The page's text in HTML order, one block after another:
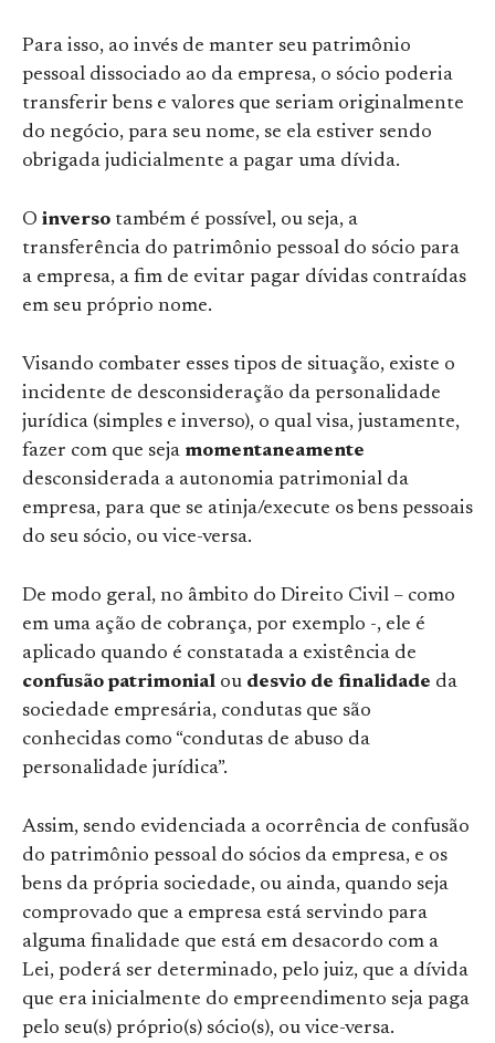
Para isso, ao invés de manter seu patrimônio
pessoal dissociado ao da empresa, o sócio poderia
transferir bens e valores que seriam originalmente
do negócio, para seu nome, se ela estiver sendo
obrigada judicialmente a pagar uma dívida.
O inverso também é possível, ou seja, a
transferência do patrimônio pessoal do sócio para
a empresa, a fim de evitar pagar dívidas contraídas
em seu próprio nome.
Visando combater esses tipos de situação, existe o
incidente de desconsideração da personalidade
jurídica (simples e inverso), o qual visa, justamente,
fazer com que seja momentaneamente
desconsiderada a autonomia patrimonial da
empresa, para que se atinja/execute os bens pessoais
do seu sócio, ou vice-versa.
De modo geral, no âmbito do Direito Civil – como
em uma ação de cobrança, por exemplo -, ele é
aplicado quando é constatada a existência de
confusão patrimonial ou desvio de finalidade da
sociedade empresária, condutas que são
conhecidas como “condutas de abuso da
personalidade jurídica”.
Assim, sendo evidenciada a ocorrência de confusão
do patrimônio pessoal do sócios da empresa, e os
bens da própria sociedade, ou ainda, quando seja
comprovado que a empresa está servindo para
alguma finalidade que está em desacordo com a
Lei, poderá ser determinado, pelo juiz, que a dívida
que era inicialmente do empreendimento seja paga
pelo seu(s) próprio(s) sócio(s), ou vice-versa.